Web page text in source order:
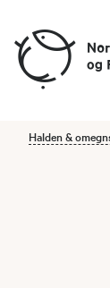
Halden &